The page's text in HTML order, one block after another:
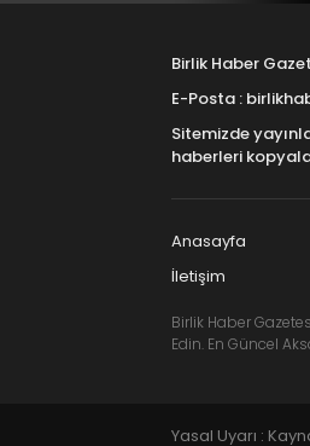
Birlik Haber
E-Posta :
Sitemizde
haberleri
Anasayfa
İletişim
Birlik Haber
Edin. En Güncel
Yasal Uyarı :